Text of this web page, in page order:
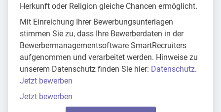
Herkunft oder Religion gleiche Chancen ermöglicht.
Mit Einreichung Ihrer Bewerbungsunterlagen
stimmen Sie zu, dass Ihre Bewerberdaten in der
Bewerbermanagementsoftware SmartRecruiters
aufgenommen und verarbeitet werden. Hinweise zu
unserem Datenschutz finden Sie hier: Datenschutz.
Jetzt bewerben
Jetzt bewerben